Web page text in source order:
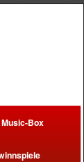
Music-Box